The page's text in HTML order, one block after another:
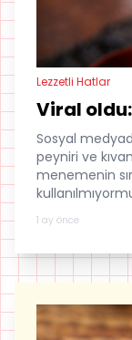
Lezzetli Hatlar
Viral
Sosyal
peyniri ve
menemenin
1 ay önce